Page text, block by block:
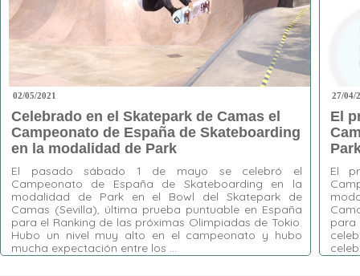
02/05/2021
Celebrado en el Skatepark de Camas el
Campeonato de España de Skateboarding
en la modalidad de Park
El pasado sábado 1 de mayo se celebró el
Campeonato de España de Skateboarding en la
modalidad de Park en el Bowl del Skatepark de
Camas (Sevilla), última prueba puntuable en España
para el Ranking de las próximas Olimpiadas de Tokio.
Hubo un nivel muy alto en el campeonato y hubo
mucha expectación entre los …
27/04/
El
El